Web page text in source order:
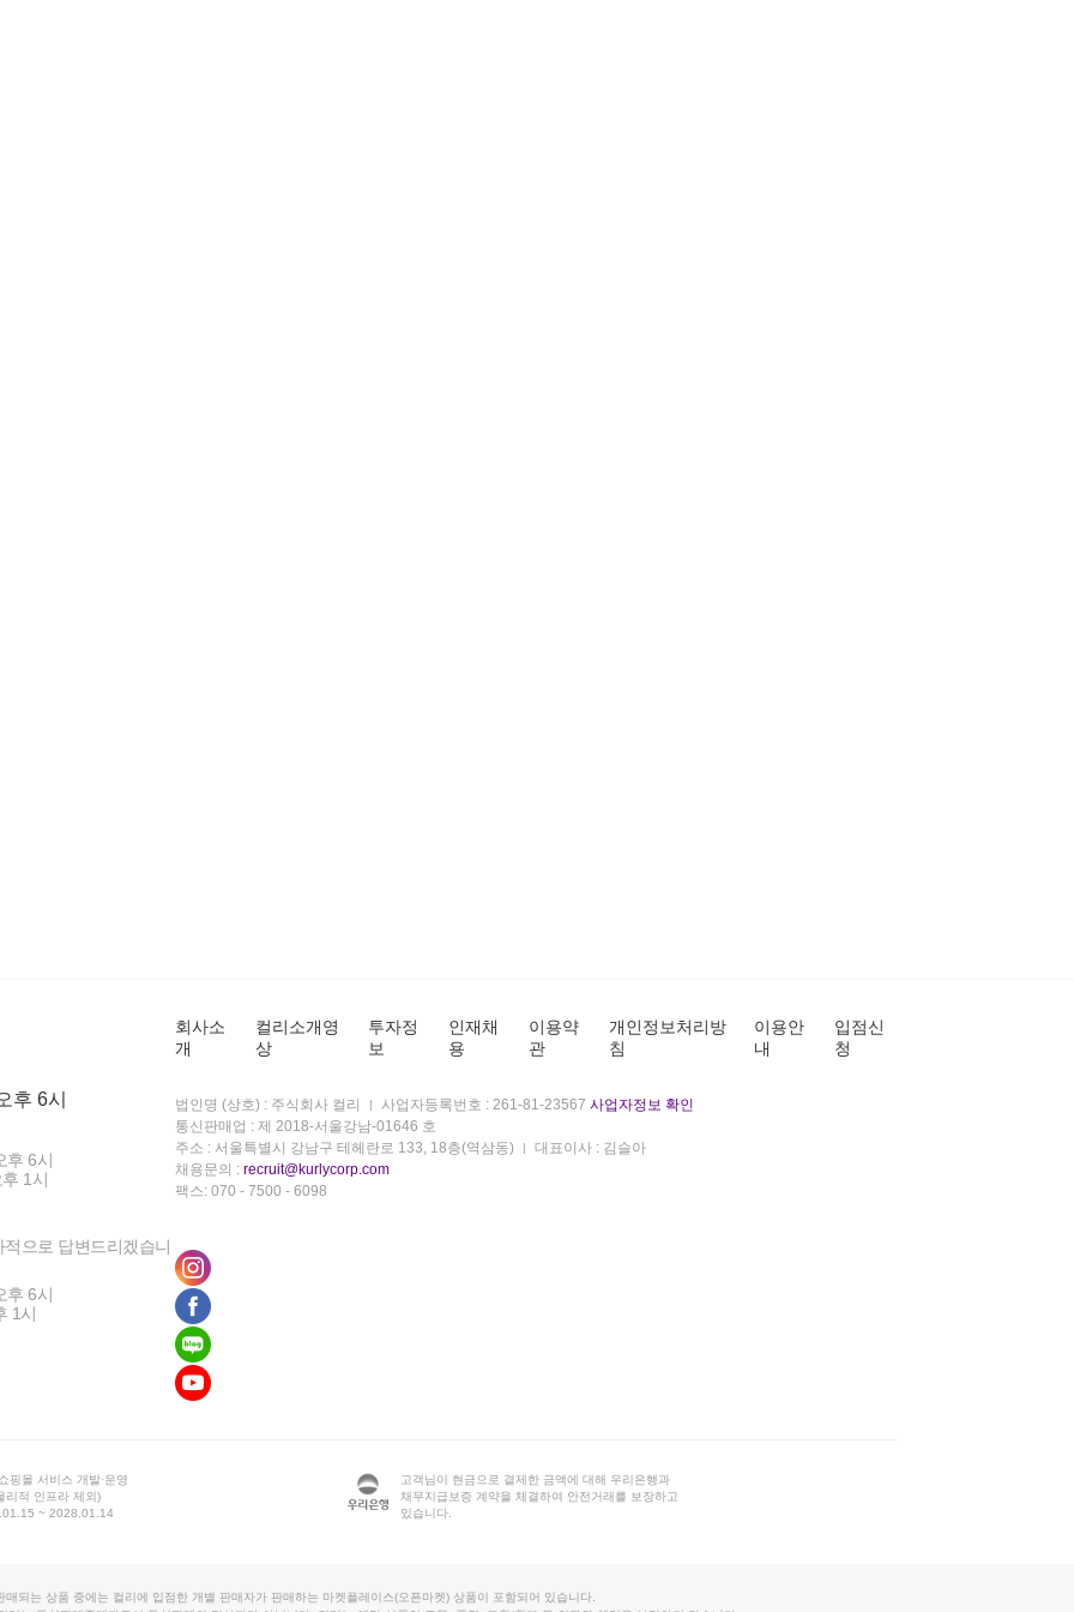
후 6시
후 6시
1시
으로 답변드리겠습니
후 6시
1시
회사소
개
컬리소개영
상
투자정
보
인재채
용
이용약
관
개인정보처리방
침
이용안
내
입점신
청
법인명 (상호) : 주식회사 컬리 사업자등록번호 : 261-81-23567 사업자정보 확인
통신판매업 : 제 2018-서울강남-01646 호
주소 : 서울특별시 강남구 테헤란로 133, 18층(역삼동)
대표이사 : 김슬아
채용문의 : recruit@kurlycorp.com
팩스: 070 - 7500 - 6098
핑몰 서비스 개발·운영
리적 인프라 제외)
~ 2028.01.14
고객님이 현금으로 결제한 금액에 대해 우리은행과
채무지급보증 계약을 체결하여 안전거래를 보장하고
있습니다.
매되는 상품 중에는 컬리에 입점한 개별 판매자가 판매하는 마켓플레이스(오픈마켓) 상품이 포함되어 있습니다.